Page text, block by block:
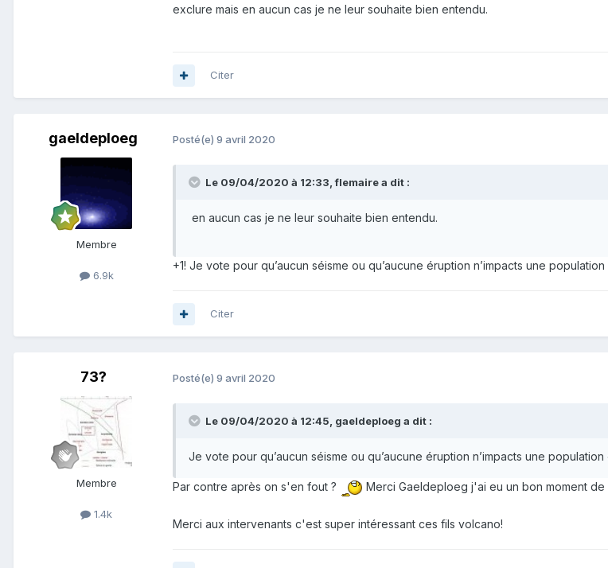
exclure mais en aucun cas je ne leur souhaite bien entendu.
Citer
gaeldeploeg
Membre
6.9k
Posté(e) 9 avril 2020
Le 09/04/2020 à 12:33,flemairea dit :
en aucun cas je ne leur souhaite bien entendu.
+1! Je vote pour qu’aucun séisme ou qu’aucune éruption n’impacts une
Citer
73?
Membre
1.4k
Posté(e) 9 avril 2020
Le 09/04/2020 à 12:45, gaeldeploeg a dit :
Je vote pour qu’aucun séisme ou qu’aucune éruption n’impacts une
Par contre après on s'en fout ? Merci Gaeldeploeg j'ai eu un bon moment de
Merci aux intervenants c'est super intéressant ces fils volcano!